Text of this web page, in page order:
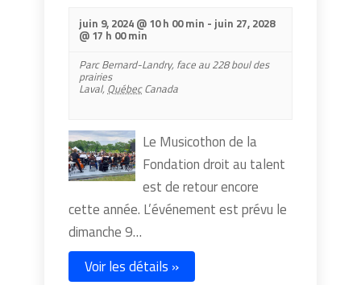
juin 9, 2024 @ 10 h 00 min - juin 27, 2028
@ 17 h 00 min
Parc Bernard-Landry, face au 228 boul des
prairies
Laval, Québec Canada
Le Musicothon de la
Fondation droit au talent
est de retour encore
cette année. L’événement est prévu le
dimanche 9…
Voir les détails »